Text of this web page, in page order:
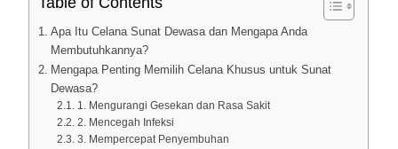
Apa Itu Celana Sunat Dewasa dan Mengapa Anda
Membutuhkannya?
Mengapa Penting Memilih Celana Khusus untuk Sunat
Dewasa?
1. Mengurangi Gesekan dan Rasa Sakit
2. Mencegah Infeksi
3. Mempercepat Penyembuhan